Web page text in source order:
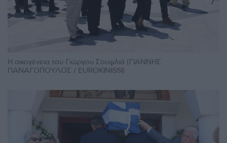
Η οικογένεια του Γιώργου Σουφλιά (ΓΙΑΝΝΗΣ
ΠΑΝΑΓΟΠΟΥΛΟΣ / EUROKINISSI)